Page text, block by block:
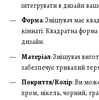
інтегрувати в дизайн
Форма: Змішувач має
кімнаті. Квадратна
дизайн.
Матеріал: Змішувач
забезпечує тривалий
Покриття/Колір: Ви
хром, нікель, чорний,